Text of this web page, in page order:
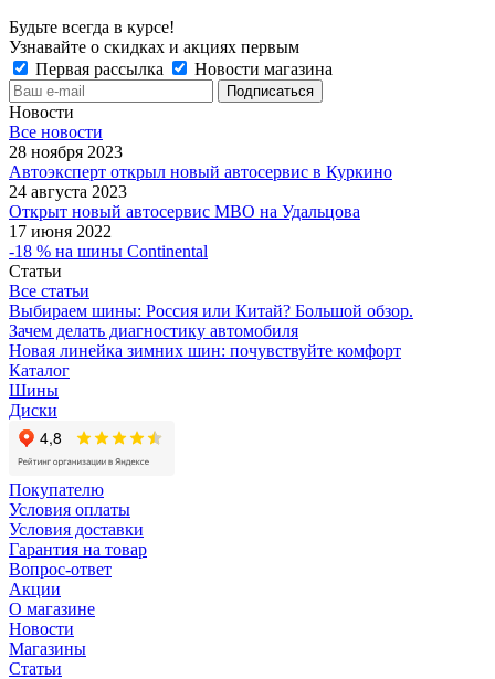
Будьте всегда в курсе!
Узнавайте о скидках и акциях первым
Первая рассылка
Новости магазина
Новости
Все новости
28 ноября 2023
Автоэксперт открыл новый автосервис в Куркино
24 августа 2023
Открыт новый автосервис МВО на Удальцова
17 июня 2022
-18 % на шины Continental
Статьи
Все статьи
Выбираем шины: Россия или Китай? Большой обзор.
Зачем делать диагностику автомобиля
Новая линейка зимних шин: почувствуйте комфорт
Каталог
Шины
Диски
Покупателю
Условия оплаты
Условия доставки
Гарантия на товар
Вопрос-ответ
Акции
О магазине
Новости
Магазины
Статьи